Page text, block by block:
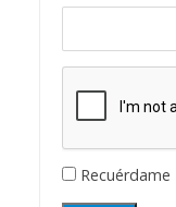
Recuérdame